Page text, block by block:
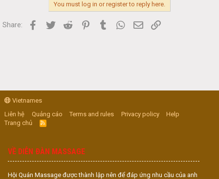
You must log in or register to reply here.
Share: Facebook
Twitter Reddit PinterestTumblr WhatsApp
Email
Vietnames
Liên hệ
Quảng cáo Terms and rules Privacy policy
Help
Trang chủ
R
S
VỀ DIỄN ĐÀN MASSAGE
Hội Quán Massage được thành lập nên để đáp ứng nhu cầu của anh